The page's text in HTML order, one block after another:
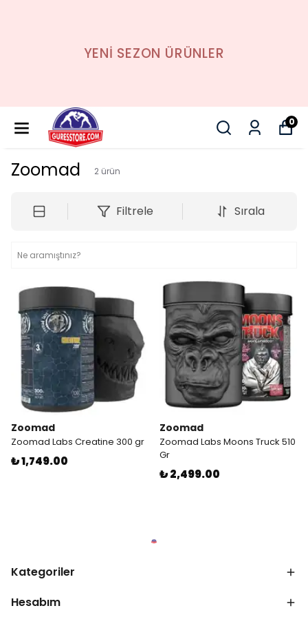
YENİ SEZON ÜRÜNLER
0
Zoomad 2 ürün
Filtrele Sırala
Zoomad
Zoomad Labs Creatine 300 gr
₺ 1,749.00
Zoomad
Zoomad Labs Moons Truck 510
Gr
₺ 2,499.00
Kategoriler
Hesabım